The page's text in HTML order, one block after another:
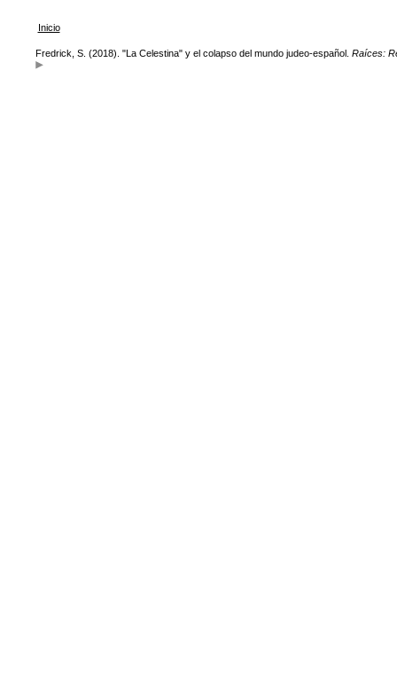
Inicio
Fredrick, S. (2018). "La Celestina" y el colapso del mundo judeo-español. Raíces: